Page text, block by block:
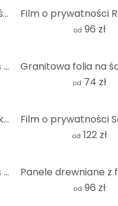
Folia do ochrony prywatności Holland tiles 03 - Panorama
od 96 zł
Folia ochronna Holland tiles 02 - kwadratowa
od 74 zł
Folia do ochrony drewna - kwadratowa
od 122 zł
Folia ochronna Holland tiles 01 - kwadratowa
od 96 zł